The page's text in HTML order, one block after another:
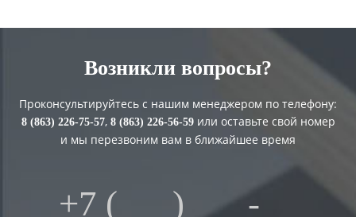
Возникли вопросы?
Проконсультируйтесь с нашим менеджером по телефону:
8 (863) 226-75-57, 8 (863) 226-56-59или оставьте свой номер
и мы перезвоним вам в ближайшее время